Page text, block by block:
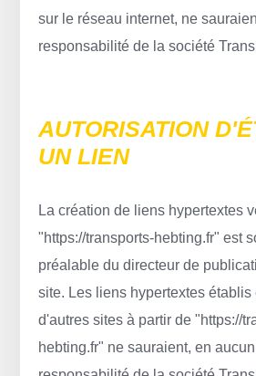
sur le réseau internet, ne
responsabilité de la société
AUTORISATION
UN LIEN
La création de liens hypertextes
"https://transports-hebting.fr" est
préalable du directeur de
site. Les liens hypertextes établis
d'autres sites à partir de "https://
hebting.fr" ne sauraient, en